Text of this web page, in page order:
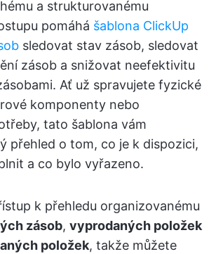
a strukturovanému
pomáhá šablona ClickUp
sledovat stav zásob, sledovat
zásob a snižovat neefektivitu
Ať už spravujete fyzické
komponenty nebo
tato šablona vám
přehled o tom, co je k dispozici,
a co bylo vyřazeno.
k přehledu organizovanému
zásob, vyprodaných položek
položek, takže můžete